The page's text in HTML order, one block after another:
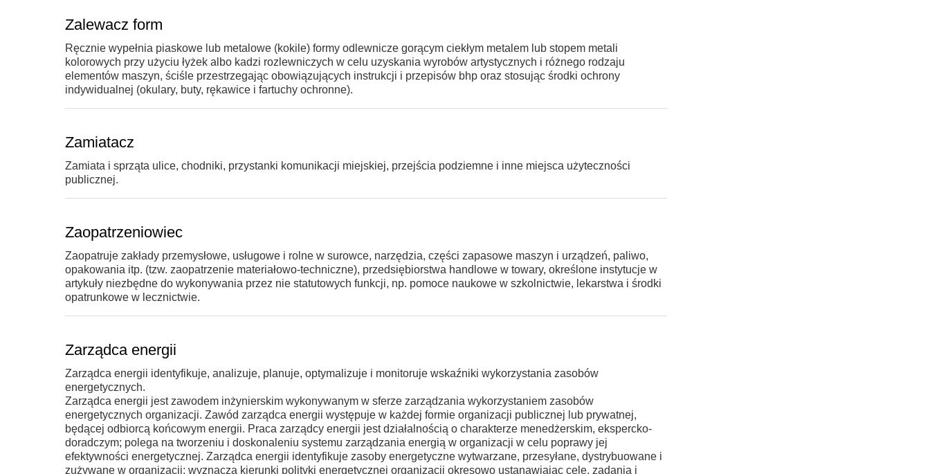
Zalewacz form
Ręcznie wypełnia piaskowe lub metalowe (kokile) formy odlewnicze gorącym ciekłym metalem lub stopem metali
kolorowych przy użyciu łyżek albo kadzi rozlewniczych w celu uzyskania wyrobów artystycznych i różnego rodzaju
elementów maszyn, ściśle przestrzegając obowiązujących instrukcji i przepisów bhp oraz stosując środki ochrony
indywidualnej (okulary, buty, rękawice i fartuchy ochronne).
Zamiatacz
Zamiata i sprząta ulice, chodniki, przystanki komunikacji miejskiej, przejścia podziemne i inne miejsca użyteczności
publicznej.
Zaopatrzeniowiec
Zaopatruje zakłady przemysłowe, usługowe i rolne w surowce, narzędzia, części zapasowe maszyn i urządzeń, paliwo,
opakowania itp. (tzw. zaopatrzenie materiałowo-techniczne), przedsiębiorstwa handlowe w towary, określone instytucje w
artykuły niezbędne do wykonywania przez nie statutowych funkcji, np. pomoce naukowe w szkolnictwie, lekarstwa i środki
opatrunkowe w lecznictwie.
Zarządca energii
Zarządca energii identyfikuje, analizuje, planuje, optymalizuje i monitoruje wskaźniki wykorzystania zasobów
energetycznych.
Zarządca energii jest zawodem inżynierskim wykonywanym w sferze zarządzania wykorzystaniem zasobów
energetycznych organizacji. Zawód zarządca energii występuje w każdej formie organizacji publicznej lub prywatnej,
będącej odbiorcą końcowym energii. Praca zarządcy energii jest działalnością o charakterze menedżerskim, ekspercko-
doradczym; polega na tworzeniu i doskonaleniu systemu zarządzania energią w organizacji w celu poprawy jej
efektywności energetycznej. Zarządca energii identyfikuje zasoby energetyczne wytwarzane, przesyłane, dystrybuowane i
zużywane w organizacji; wyznacza kierunki polityki energetycznej organizacji okresowo ustanawiając cele, zadania i